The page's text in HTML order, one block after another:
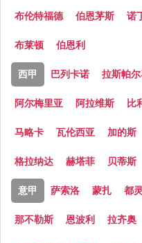
布伦特福德 伯恩茅斯 诺
布莱顿 伯恩利
西甲 巴列卡诺 拉斯帕
阿尔梅里亚 阿拉维斯 比
马略卡 瓦伦西亚 加的斯
格拉纳达 赫塔菲 贝蒂斯
意甲 萨索洛 蒙扎 都灵
那不勒斯 恩波利 拉齐奥